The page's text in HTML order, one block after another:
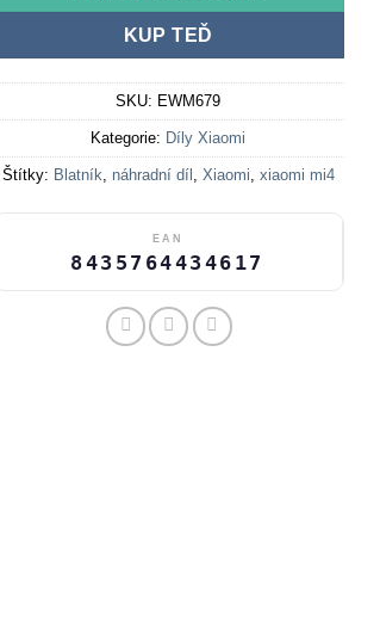
KUP TEĎ
SKU: EWM679
Kategorie: Díly Xiaomi
Štítky: Blatník, náhradní díl , Xiaomi, xiaomi mi4
EAN
8435764434617